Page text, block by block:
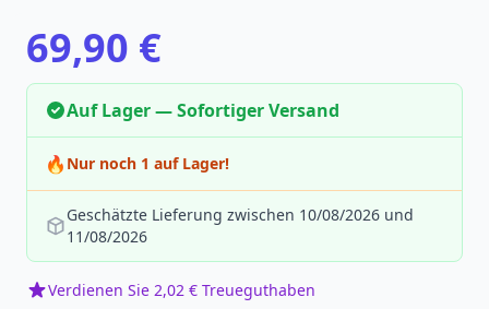
69,90 €
Auf Lager — Sofortiger Versand
🔥 Nur noch 1 auf Lager!
Geschätzte Lieferung zwischen 10/08/2026 und
11/08/2026
Verdienen Sie 2,02 € Treueguthaben